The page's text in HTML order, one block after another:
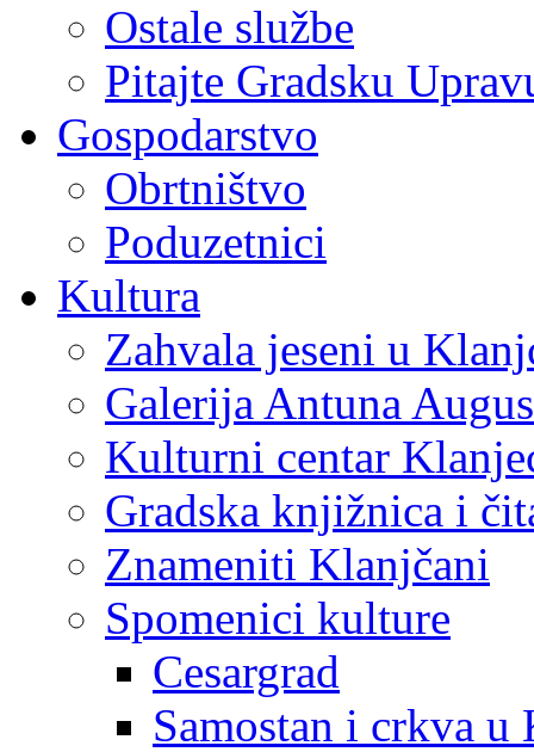
Ostale službe
Pitajte Gradsku
Gospodarstvo
Obrtništvo
Poduzetnici
Kultura
Zahvala jeseni u
Galerija Antuna
Kulturni centar
Gradska knjižnica i
Znameniti Klanjčani
Spomenici kulture
Cesargrad
Samostan i crkva u